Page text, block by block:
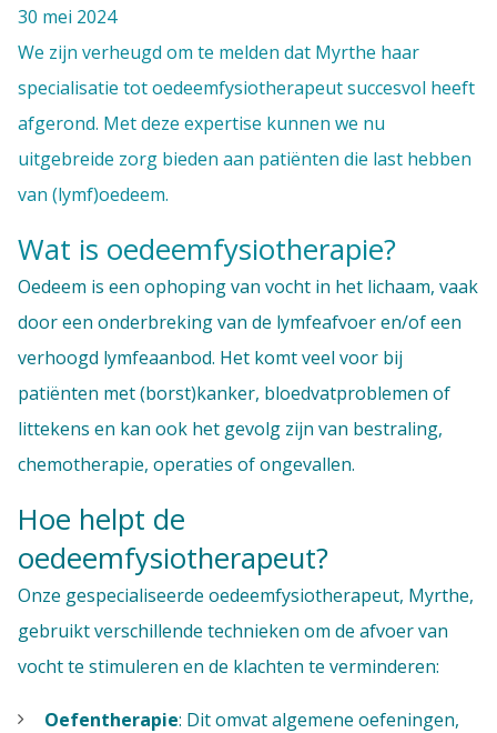
30 mei 2024
We zijn verheugd om te melden dat Myrthe haar
specialisatie tot oedeemfysiotherapeut succesvol heeft
afgerond. Met deze expertise kunnen we nu
uitgebreide zorg bieden aan patiënten die last hebben
van (lymf)oedeem.
Wat is oedeemfysiotherapie?
Oedeem is een ophoping van vocht in het lichaam, vaak
door een onderbreking van de lymfeafvoer en/of een
verhoogd lymfeaanbod. Het komt veel voor bij
patiënten met (borst)kanker, bloedvatproblemen of
littekens en kan ook het gevolg zijn van bestraling,
chemotherapie, operaties of ongevallen.
Hoe helpt de
oedeemfysiotherapeut?
Onze gespecialiseerde oedeemfysiotherapeut, Myrthe,
gebruikt verschillende technieken om de afvoer van
vocht te stimuleren en de klachten te verminderen:
Oefentherapie: Dit omvat algemene oefeningen,